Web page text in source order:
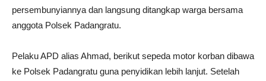
persembunyiannya dan langsung ditangkap warga bersama
anggota Polsek Padangratu.
Pelaku APD alias Ahmad, berikut sepeda motor korban dibawa
ke Polsek Padangratu guna penyidikan lebih lanjut. Setelah